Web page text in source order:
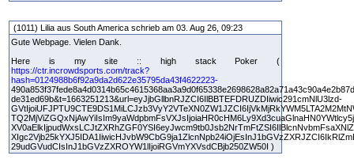
(1011) Lilia aus South America schrieb am 03. Aug 26, 09:23
Gute Webpage. Vielen Dank.
Here is my site :: high stack Poker (
https://ctr.incrowdsports.com/track?
hash=0124988b6f92a9da2d622e35795da43f4622223-
de31ed69b&t=1663251213&url=eyJjbGllbnRJZCI6IlBBTEFDRUZDIiwic291cmNlU3lzd-
29udGVudCIsInJ1bGVzZXROYW1lIjoiRGVmYXVsdCBjb250ZW50I )